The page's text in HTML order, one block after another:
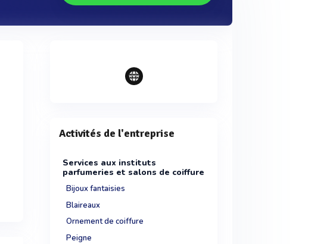
Activités de l'entreprise
Services aux instituts
parfumeries et salons de coiffure
Bijoux fantaisies
Blaireaux
Ornement de coiffure
Peigne